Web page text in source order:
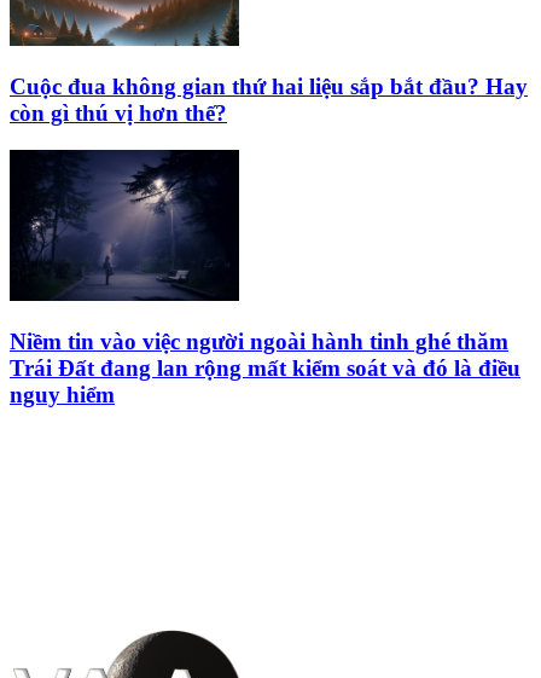
Cuộc đua không gian thứ hai liệu sắp bắt đầu? Hay
còn gì thú vị hơn thế?
Niềm tin vào việc người ngoài hành tinh ghé thăm
Trái Đất đang lan rộng mất kiểm soát và đó là điều
nguy hiểm